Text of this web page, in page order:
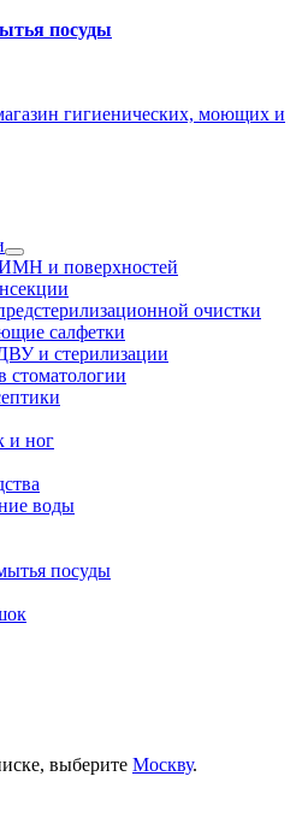
посуды
и поверхностей
очистки
салфетки
и cтерилизации
и ног
воды
посуды
выберите Москву.